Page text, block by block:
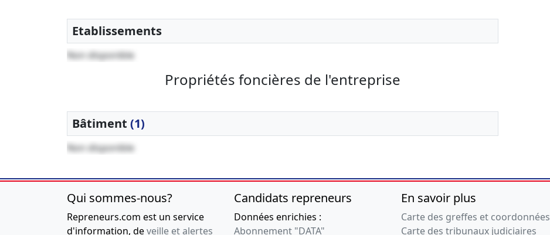
Etablissements
Non disponible
Propriétés foncières de l'entreprise
Bâtiment (1)
Non disponible
Qui sommes-nous?
Repreneurs.com est un service
d'information, deveille et alertes
Candidats repreneurs
Données enrichies :
Abonnement "DATA"
En savoir plus
Carte des greffes et coordonnées
Carte des tribunaux judiciaires